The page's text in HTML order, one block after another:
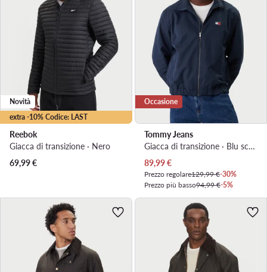
extra -10% Codice: LAST
Novità
Reebok
Giacca di transizione · Nero
69,99€
Occasione
Tommy Jeans
Giacca di transizione · Blu scuro
Prezzo attuale
89,99€
Prezzo regolare129,99 €-30%
Prezzo più basso94,99 €-5%